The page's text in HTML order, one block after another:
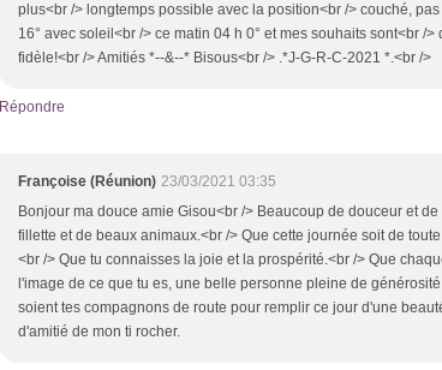
plus<br /> longtemps possible avec la position<br /> couché,
16° avec soleil<br /> ce matin 04 h 0° et mes souhaits sont<br /
fidèle!<br /> Amitiés *--&--* Bisous<br /> .*J-G-R-C-2021 *.<br />
Répondre
Françoise (Réunion) 23/03/2021 03:35
Bonjour ma douce amie Gisou<br /> Beaucoup de douceur et
fillette et de beaux animaux.<br /> Que cette journée soit de
<br /> Que tu connaisses la joie et la prospérité.<br /> Que
l'image de ce que tu es, une belle personne pleine de
soient tes compagnons de route pour remplir ce jour d'une
d'amitié de mon ti rocher.